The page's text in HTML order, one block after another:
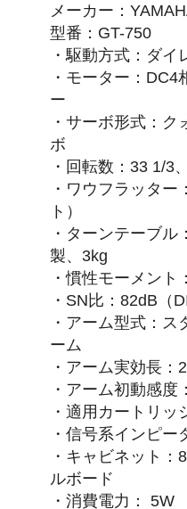
メーカー：
型番：GT-750
・駆動方式：ダイ
・モーター：DC4
ー
・サーボ形式：
ボ
・回転数：33 1/3
・ワウフラッター
ト）
・ターンテーブル
製、3kg
・慣性モーメント
・SN比：82dB（
・アーム型式：
ーム
・アーム実効長：
・アーム初動感度
・適用カートリッ
・信号系インピ
・キャビネット：
ルボード
・消費電力： 5W